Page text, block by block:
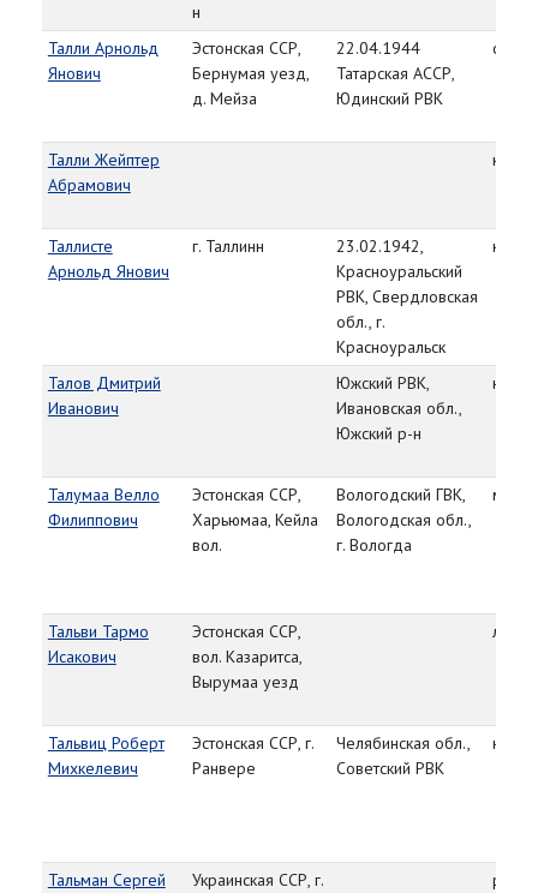
н
Талли Арнольд
Янович
Эстонская ССР,
Бернумая уезд,
д. Мейза
22.04.1944
Татарская АССР,
Юдинский РВК
ст.
Талли Жейптер
Абрамович
Таллисте
Арнольд Янович
г. Таллинн
23.02.1942,
Красноуральский
РВК, Свердловская
обл., г.
Красноуральск
Талов Дмитрий
Иванович
Южский РВК,
Ивановская обл.,
Южский р-н
Талумаа Велло
Филиппович
Эстонская ССР,
Харьюмаа, Кейла
вол.
Вологодский ГВК,
Вологодская обл.,
г. Вологда
мл.
Тальви Тармо
Исакович
Эстонская ССР,
вол. Казаритса,
Вырумаа уезд
Тальвиц Роберт
Михкелевич
Эстонская ССР, г.
Ранвере
Челябинская обл.,
Советский РВК
Тальман Сергей
Украинская ССР, г.